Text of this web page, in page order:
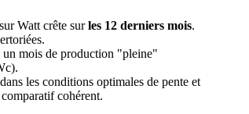
Watt crête surles 12 derniers mois.
un mois de production "pleine"
les conditions optimales de pente et
cohérent.